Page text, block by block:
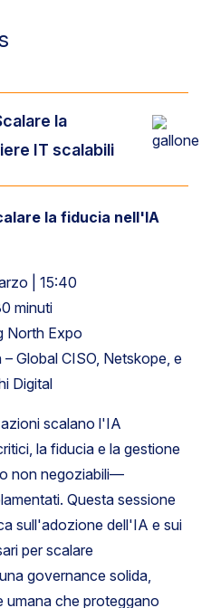
la
IT scalabili
la fiducia nell'IA
| 15:40
minuti
North Expo
Global CISO, Netskope, e
Digital
scalano l'IA
la fiducia e la gestione
non negoziabili—
Questa sessione
sull'adozione dell'IA e sui
per scalare
governance solida,
umana che proteggano